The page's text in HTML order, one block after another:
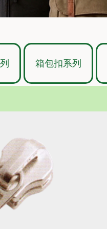
箱包扣系列